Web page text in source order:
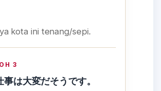
kota ini tenang/sepi.
3
事は大変だそうです。